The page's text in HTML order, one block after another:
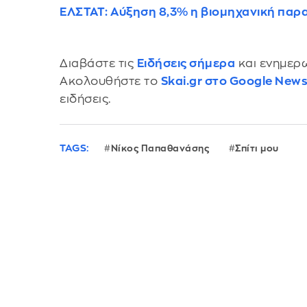
ΕΛΣΤΑΤ: Αύξηση 8,3% η βιομηχανική
Διαβάστε τις Ειδήσεις σήμερα και
Ακολουθήστε το Skai.gr στο Google
ειδήσεις.
TAGS: Νίκος Παπαθανάσης Σπίτι μου